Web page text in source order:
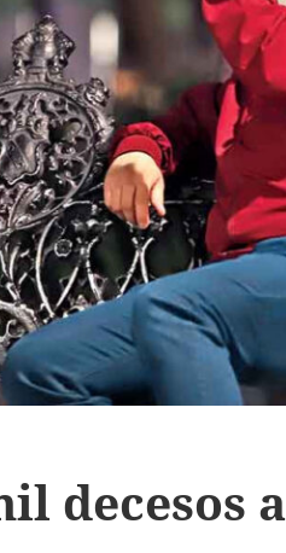
decesos a